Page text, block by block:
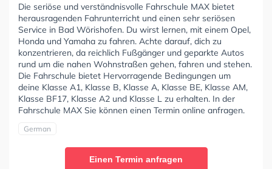
Die seriöse und verständnisvolle Fahrschule MAX bietet
herausragenden Fahrunterricht und einen sehr seriösen
Service in Bad Wörishofen. Du wirst lernen, mit einem Opel,
Honda und Yamaha zu fahren. Achte darauf, dich zu
konzentrieren, da reichlich Fußgänger und geparkte Autos
rund um die nahen Wohnstraßen gehen, fahren und stehen.
Die Fahrschule bietet Hervorragende Bedingungen um
deine Klasse A1, Klasse B, Klasse A, Klasse BE, Klasse AM,
Klasse BF17, Klasse A2 und Klasse L zu erhalten. In der
Fahrschule MAX Sie können einen Termin online anfragen.
German
Einen Termin anfragen